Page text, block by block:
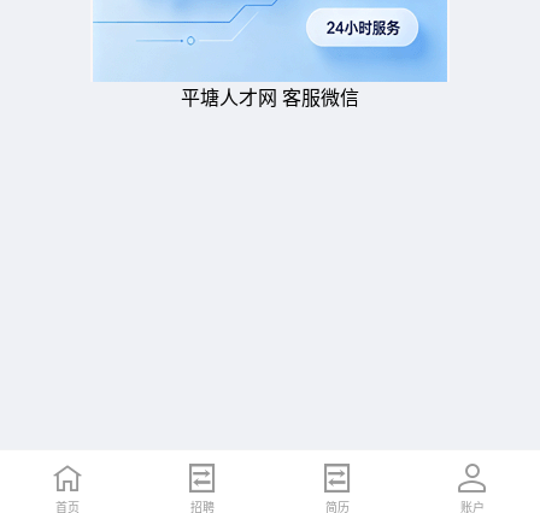
平塘人才网 客服微信
首页 招聘 简历 账户